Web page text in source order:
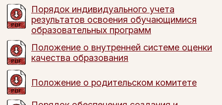
Порядок индивидуального учета
результатов освоения обучающимися
образовательных программ
Положение о внутренней системе оценки
качества образования
Положение о родительском комитете